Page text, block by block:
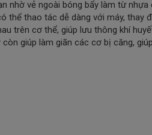
nhờ vẻ ngoài bóng bẩy làm từ nhựa
thể thao tác dễ dàng với máy, thay
trên cơ thể, giúp lưu thông khí
giúp làm giãn các cơ bị căng,